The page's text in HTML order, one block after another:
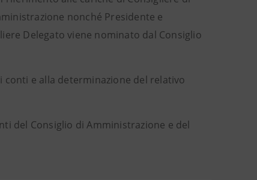
nonché Presidente e
Delegato viene nominato dal Consiglio
conti e alla determinazione del relativo
del Consiglio di Amministrazione e del